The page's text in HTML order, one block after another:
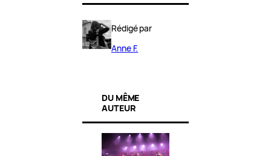
Rédigé par
Anne F.
DU MÊME
AUTEUR